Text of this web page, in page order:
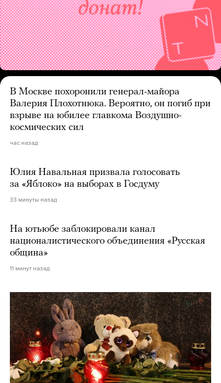
В Москве похоронили генерал-майора
Валерия Плохотнюка. Вероятно, он погиб при
взрыве на юбилее главкома Воздушно-
космических сил
час назад
Юлия Навальная призвала голосовать
за «Яблоко» на выборах в Госдуму
33 минуты назад
На ютьюбе заблокировали канал
националистического объединения «Русская
община»
11 минут назад